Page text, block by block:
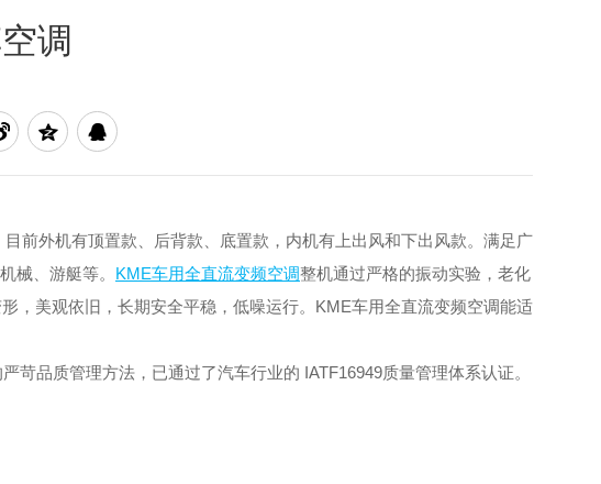
调
前外机有顶置款、后背款、底置款，内机有上出风和下出风款。满足广
械、游艇等。 KME车用全直流变频空调整机通过严格的振动实验，老化
，美观依旧，长期安全平稳，低噪运行。KME车用全直流变频空调能适
品质管理方法，已通过了汽车行业的 IATF16949质量管理体系认证。